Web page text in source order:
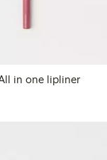
in one lipliner
kr